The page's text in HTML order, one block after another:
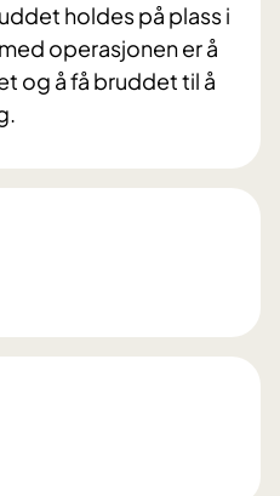
holdes på plass i
operasjonen er å
og å få bruddet til å